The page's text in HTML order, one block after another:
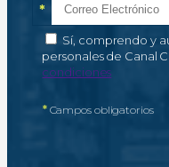
Correo
*Campo
Autorización de
Sí, comprendo y
personales de Canal
condiciones
*Campos obligatorios